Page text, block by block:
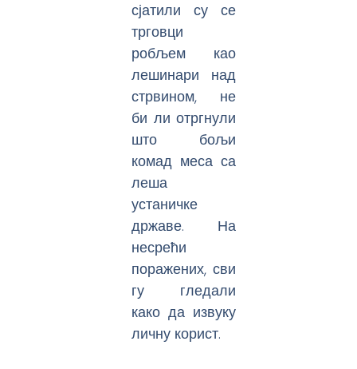
сјатили су се
трговци
робљем као
лешинари над
стрвином, не
би ли отргнули
што бољи
комад меса са
леша
устаничке
државе. На
несрећи
поражених, сви
гу гледали
како да извуку
личну корист.